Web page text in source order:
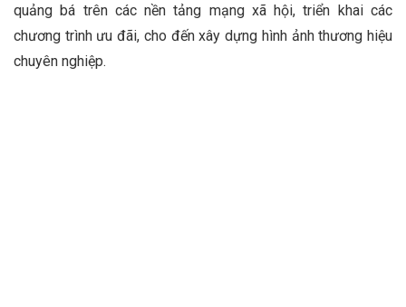
quảng bá trên các nền tảng mạng xã hội, triển khai các
chương trình ưu đãi, cho đến xây dựng hình ảnh thương hiệu
chuyên nghiệp.